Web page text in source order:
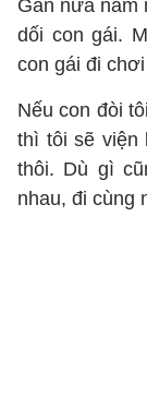
Gần nửa năm
dối con gái.
con gái đi
Nếu con đòi
thì tôi sẽ viện
thôi. Dù gì
nhau, đi cùng